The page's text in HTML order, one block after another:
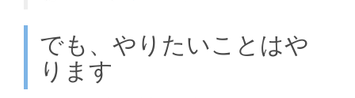
でも、やりたいことはや
ります